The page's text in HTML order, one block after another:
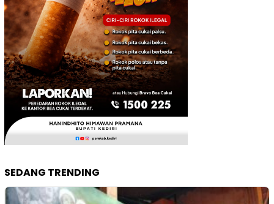
SEDANG TRENDING